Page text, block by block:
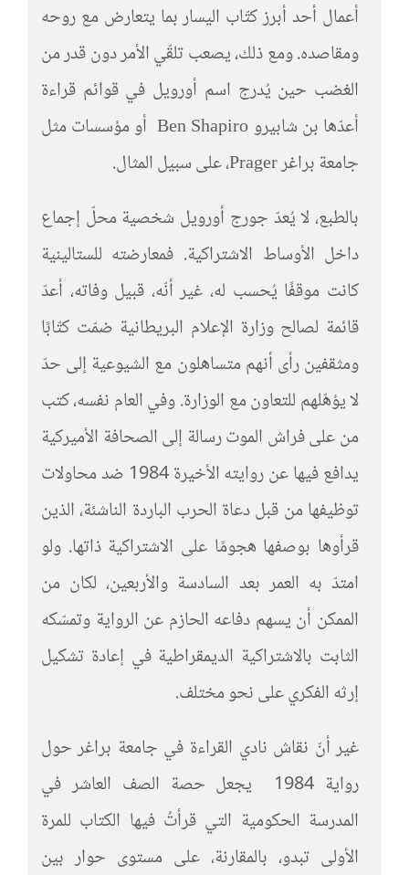
أعمال أحد أبرز كتّاب اليسار بما يتعارض مع روحه
ومقاصده. ومع ذلك، يصعب تلقّي الأمر دون قدر من
الغضب حين يُدرج اسم أورويل في قوائم قراءة
أعدّها بن شابيرو Ben Shapiro أو مؤسسات مثل
جامعة براغر Prager، على سبيل المثال.
بالطبع، لا يُعدّ جورج أورويل شخصية محلّ إجماع
داخل الأوساط الاشتراكية. فمعارضته للستالينية
كانت موقفًا يُحسب له، غير أنّه، قبيل وفاته، أعدّ
قائمة لصالح وزارة الإعلام البريطانية ضمّت كتّابًا
ومثقفين رأى أنهم متساهلون مع الشيوعية إلى حدّ
لا يؤهّلهم للتعاون مع الوزارة. وفي العام نفسه، كتب
من على فراش الموت رسالة إلى الصحافة الأميركية
يدافع فيها عن روايته الأخيرة 1984 ضد محاولات
توظيفها من قبل دعاة الحرب الباردة الناشئة، الذين
قرأوها بوصفها هجومًا على الاشتراكية ذاتها. ولو
امتدّ به العمر بعد السادسة والأربعين، لكان من
الممكن أن يسهم دفاعه الحازم عن الرواية وتمسّكه
الثابت بالاشتراكية الديمقراطية في إعادة تشكيل
إرثه الفكري على نحو مختلف.
غير أنّ نقاش نادي القراءة في جامعة براغر حول
رواية 1984 يجعل حصة الصف العاشر في
المدرسة الحكومية التي قرأتُ فيها الكتاب للمرة
الأولى تبدو، بالمقارنة، على مستوى حوار بين